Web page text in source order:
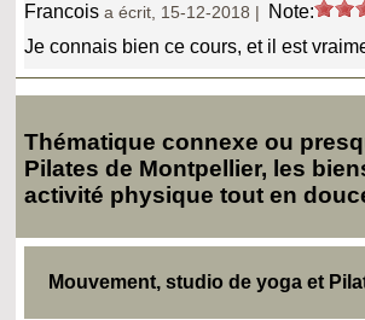
Francoisa écrit, 15-12-2018 | Note:
Je connais bien ce cours, et il est
Thématique connexe ou
Pilates de Montpellier, les
activité physique tout en
Mouvement, studio de yoga et